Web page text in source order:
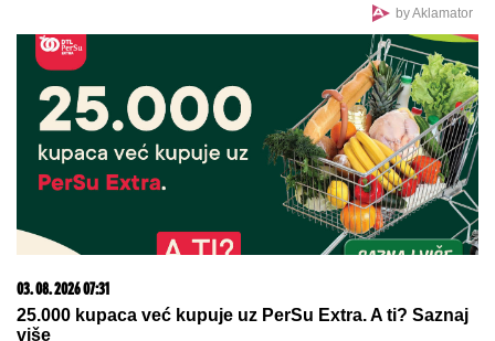
SPECIJALCI SA GAS MASKAMA ULETELI U KUĆU
Ovako su otkrili čak pola tona
marihuane u ilegalnoj laboratoriji: Uhapšeno 6
osoba (FOTO, VIDEO)